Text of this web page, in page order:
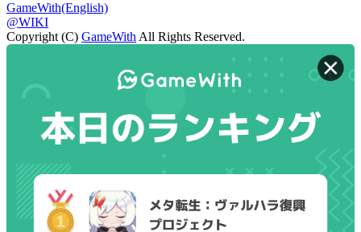
GameWith(English)
@WIKI
Copyright (C) GameWith All Rights Reserved.